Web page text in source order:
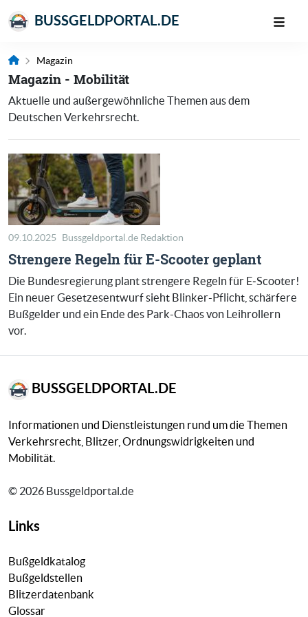
BUSSGELDPORTAL.DE
Magazin
Magazin - Mobilität
Aktuelle und außergewöhnliche Themen aus dem
Deutschen Verkehrsrecht.
09.10.2025 Bussgeldportal.de Redaktion
Strengere Regeln für E-Scooter geplant
Die Bundesregierung plant strengere Regeln für E‑Scooter!
Ein neuer Gesetzesentwurf sieht Blinker-Pflicht, schärfere
Bußgelder und ein Ende des Park-Chaos von Leihrollern
vor.
BUSSGELDPORTAL.DE
Informationen und Dienstleistungen rund um die Themen
Verkehrsrecht, Blitzer, Ordnungswidrigkeiten und
Mobilität.
© 2026 Bussgeldportal.de
Links
Bußgeldkatalog
Bußgeldstellen
Blitzerdatenbank
Glossar